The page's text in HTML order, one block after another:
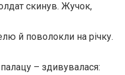
скинув. Жучок,
й поволокли на річку.
– здивувалася: